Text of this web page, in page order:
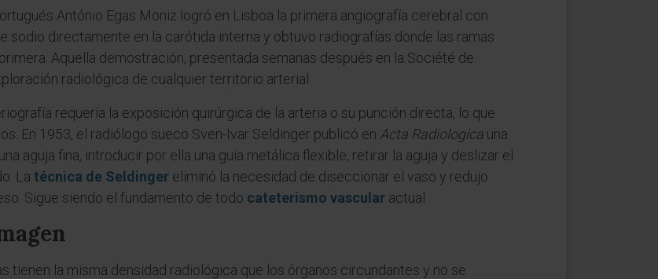
António Egas Moniz logró en Lisboa la primera angiografía cerebral con
sodio directamente en la carótida interna y obtuvo radiografías donde las ramas
Aquella demostración, presentada semanas después en la Société de
radiológica de cualquier territorio arterial.
requería la exposición quirúrgica de la arteria o su punción directa, lo que
En 1953, el radiólogo sueco Sven-Ivar Seldinger publicó en Acta Radiologica una
aguja fina, introducir por ella una guía metálica flexible, retirar la aguja y deslizar el
La técnica de Seldinger eliminó la necesidad de diseccionar el vaso y redujo
Sigue siendo el fundamento de todo cateterismo vascular actual.
tienen la misma densidad radiológica que los órganos circundantes y no se